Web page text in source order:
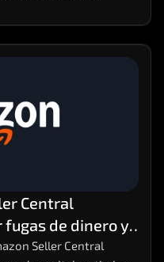
digitales.
Central
de dinero y
Seller Central